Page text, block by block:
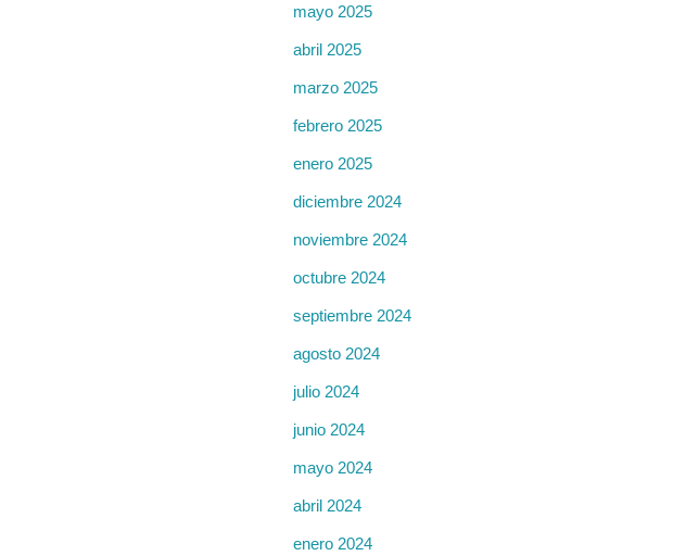
mayo 2025
abril 2025
marzo 2025
febrero 2025
enero 2025
diciembre 2024
noviembre 2024
octubre 2024
septiembre 2024
agosto 2024
julio 2024
junio 2024
mayo 2024
abril 2024
enero 2024